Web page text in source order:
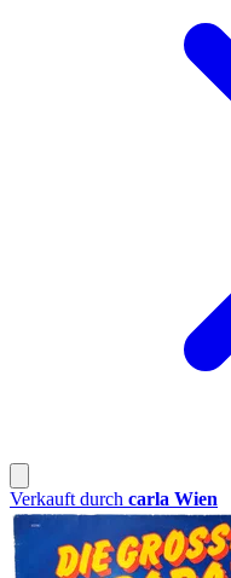
Verkauft durch carla Wien